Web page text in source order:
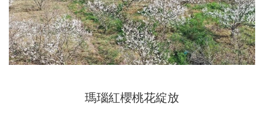
瑪瑙紅櫻桃花綻放